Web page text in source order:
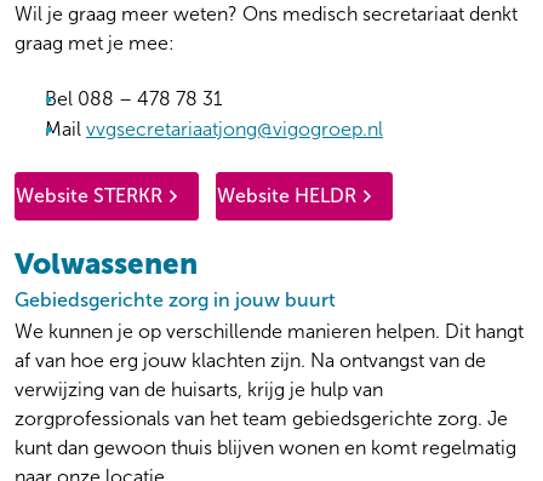
Wil je graag meer weten? Ons medisch secretariaat denkt
graag met je mee:
Bel 088 – 478 78 31
Mail vvgsecretariaatjong@vigogroep.nl
Website STERKR Website HELDR
Volwassenen
Gebiedsgerichte zorg in jouw buurt
We kunnen je op verschillende manieren helpen. Dit hangt
af van hoe erg jouw klachten zijn. Na ontvangst van de
verwijzing van de huisarts, krijg je hulp van
zorgprofessionals van het team gebiedsgerichte zorg. Je
kunt dan gewoon thuis blijven wonen en komt regelmatig